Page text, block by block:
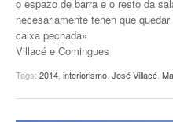
EUROPAN
o espazo de barra e o resto da
necesariamente teñen que
caixa pechada»
Villacé e Comingues
Tags: 2014 interiorismo José Villacé